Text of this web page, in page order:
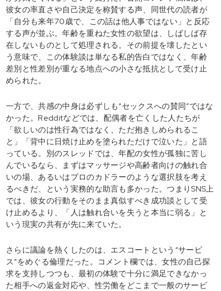
彼女の率直さや自己決定を称賛する声、同世代の読者が
「自分も来年70歳で、この話は他人事ではない」と反応
する声が並ぶ。年齢を重ねた女性の欲望は、しばしば存
在しないものとして処理される。その前提を壊したとい
う意味で、この体験談は単なる私的告白ではなく、年齢
差別と性差別が重なる地点への小さな抵抗として受け止
められた。
一方で、共感の中身は必ずしも“セックスへの賛同”ではな
かった。Redditなどでは、配偶者を亡くした人たちが
「欲しいのは性行為ではなく、ただ抱きしめられるこ
と」「背中に日焼け止めを塗られただけで泣いた」と語
っている。別のスレッドでは、年配の女性が孤独に苦し
んでいるなら、まずはマッサージや高齢者向けの触れ合
いの場、あるいはプロのカドラーのような選択肢を考え
るべきだ、という実務的な助言も多かった。つまりSNS上
では、彼女の行動をそのまま真似すべき成功談として受
け止めるより、「人は触れ合いを失うと本当に弱る」と
いう現実の共有が先に来ていた。
さらに議論を熱くしたのは、エスコートという“サービ
ス”をめぐる倫理だった。コメント欄では、女性の自己探
求を支持しつつも、最初の体験で十分に満足できなかっ
た相手への返金対応や、性労働をどこまで一般のサービ